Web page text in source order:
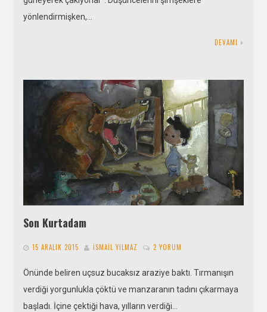
yönlendirmişken,…
DEVAMI
Son Kurtadam
15 ARALIK 2015 İSMAIL YILMAZ 2 YORUM
Önünde beliren uçsuz bucaksız araziye baktı. Tırmanışın
verdiği yorgunlukla çöktü ve manzaranın tadını çıkarmaya
başladı. İçine çektiği hava, yılların verdiği…